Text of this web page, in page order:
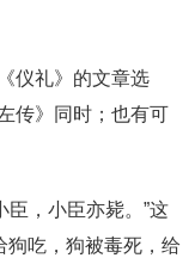
仪礼》的文章选
传》同时；也有可
臣，小臣亦毙。”这
狗吃，狗被毒死，给